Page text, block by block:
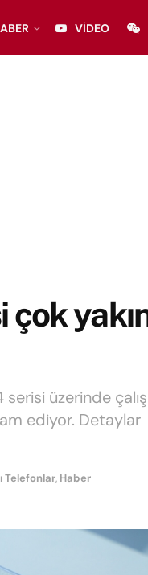
VIDEO
çok
üzerinde
ediyor. Detaylar
Telefonlar, Haber